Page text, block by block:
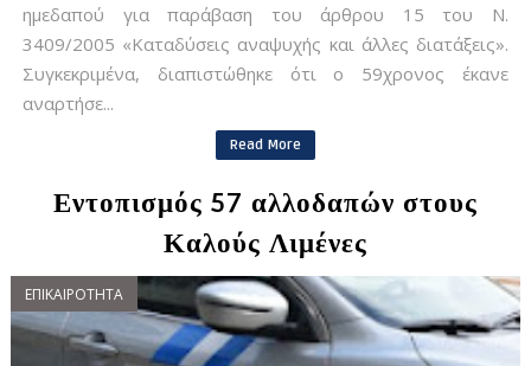
ημεδαπού για παράβαση του άρθρου 15 του Ν.
3409/2005 «Καταδύσεις αναψυχής και άλλες διατάξεις».
Συγκεκριμένα, διαπιστώθηκε ότι ο 59χρονος έκανε
αναρτήσε...
Read More
Εντοπισμός 57 αλλοδαπών στους
Καλούς Λιμένες
ΕΠΙΚΑΙΡΟΤΗΤΑ